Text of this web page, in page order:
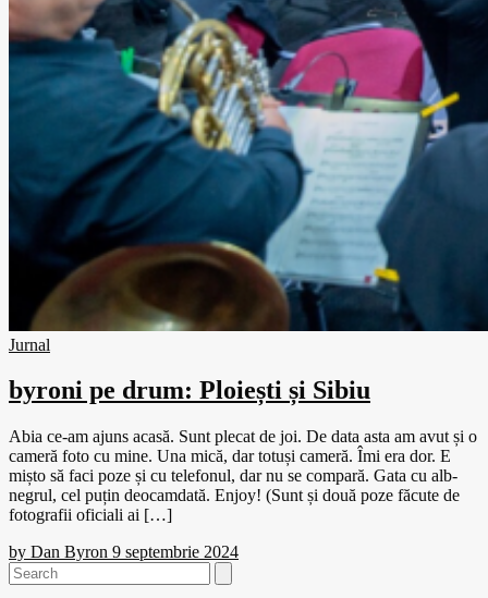
Jurnal
byroni pe drum: Ploiești și Sibiu
Abia ce-am ajuns acasă. Sunt plecat de joi. De data asta am avut și o
cameră foto cu mine. Una mică, dar totuși cameră. Îmi era dor. E
mișto să faci poze și cu telefonul, dar nu se compară. Gata cu alb-
negrul, cel puțin deocamdată. Enjoy! (Sunt și două poze făcute de
fotografii oficiali ai […]
by Dan Byron 9 septembrie 2024
Search
for: